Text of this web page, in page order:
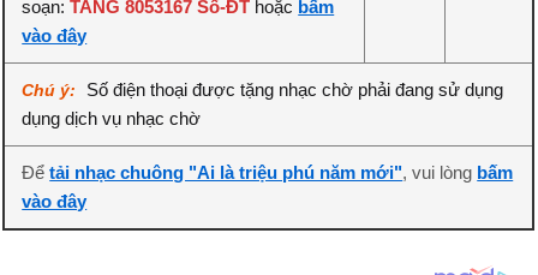
soạn:TANG 8053167 Số-ĐT hoặc bấm
vào đây
Chú ý:
Số điện thoại được tặng nhạc chờ phải đang sử dụng
dụng dịch vụ nhạc chờ
Đểtải nhạc chuông "Ai là triệu phú năm mới", vui lòng bấm
vào đây